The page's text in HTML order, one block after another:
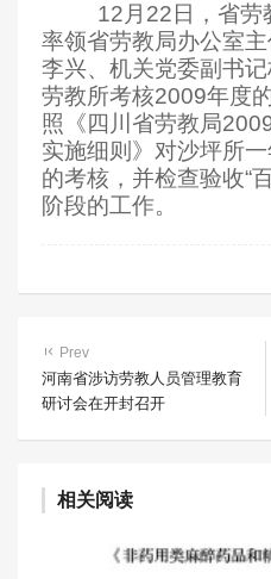
12 月 22 日 ，省
率领省劳教局办公室
李兴、机关党委副书
劳教所考核2009年度
照《四川省劳教局
实施细则》对沙坪所
的考核，并检查验收“
阶段的工作。
Prev
河南省涉访劳教人员管理教育
研讨会在开封召开
相关阅读